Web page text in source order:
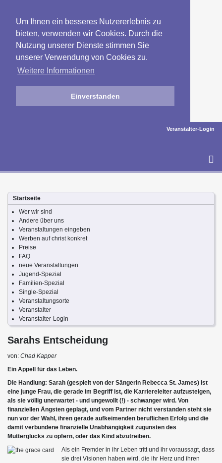
Um Ihnen ein besseres Nutzererlebnis zu
bieten, verwenden wir Cookies. Durch die
Nutzung unserer Dienste stimmen Sie
unserer Verwendung von Cookies zu.
Weitere Informationen
Einverstanden
Veranstalter-Login
Startseite
Wer wir sind
Andere über uns
Veranstaltungen eingeben
Werben auf christ konkret
Preise
FAQ
neue Veranstaltungen
Jugend-Spezial
Familien-Spezial
Single-Spezial
Veranstaltungsorte
Veranstalter
Veranstalter-Login
Sarahs Entscheidung
von: Chad Kapper
Ein Appell für das Leben.
Die Handlung: Sarah (gespielt von der Sängerin Rebecca St. James) ist
eine junge Frau, die gerade im Begriff ist, die Karriereleiter aufzusteigen,
als sie völlig unerwartet - und ungewollt (!) - schwanger wird. Von
finanziellen Ängsten geplagt, und vom Partner nicht verstanden steht sie
nun vor der Wahl, ihren gerade aufkeimenden beruflichen Erfolg und die
damit verbundene finanzielle Unabhängigkeit zugunsten des
Mutterglücks zu opfern, oder das Kind abzutreiben.
Als ein Fremder in ihr Leben tritt und ihr voraussagt, dass
sie drei Visionen haben wird, die ihr Herz und ihren